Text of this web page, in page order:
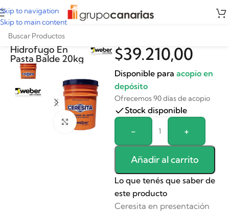
Skip to navigation
Skip to main content
Ceresita Weber
Hidrofugo En
Pasta Balde 20kg
Clickee para agrandar
$39.210,00
Disponible para acopio en
depósito
Ofrecemos 90 días de acopio
Stock disponible
- +
Añadir al carrito
Alternative:
Lo que tenés que saber de
este producto
Ceresita en presentación